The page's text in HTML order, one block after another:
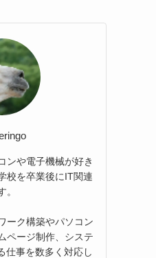
ンや電子機械が好き
校を卒業後にIT関連
。
ーク構築やパソコン
ページ制作、システ
仕事を数多く対応し